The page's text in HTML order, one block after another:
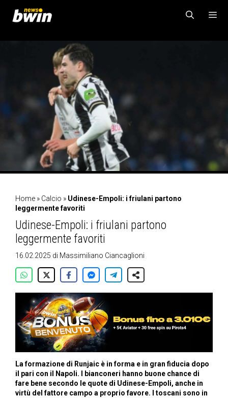
contenuto
Home » Calcio » Udinese-Empoli: i friulani partono
leggermente favoriti
Udinese-Empoli: i friulani partono
leggermente favoriti
16.02.2025 di Massimiliano Ciancaglioni
La formazione di Runjaic è in forma e in gran fiducia dopo
il pari con il Napoli. I bianconeri hanno buone chance di
fare bene secondo le quote di Udinese-Empoli, anche in
virtù del fattore campo a proprio favore. I toscani sono in